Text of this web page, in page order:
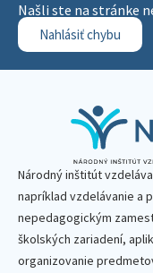
Našli ste na stránke
Nahlásiť chybu
Národný inštitút
napríklad vzdelávanie a
nepedagogickým
školských zariadení,
organizovanie